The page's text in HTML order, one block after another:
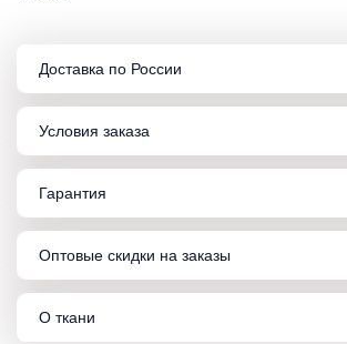
Доставка по России
Условия заказа
Гарантия
Оптовые скидки на заказы
О ткани